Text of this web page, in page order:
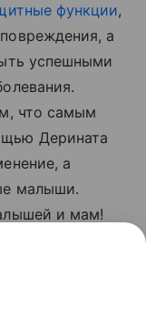
функции,
а
успешными
что самым
Дерината
а
малыши.
и мам!